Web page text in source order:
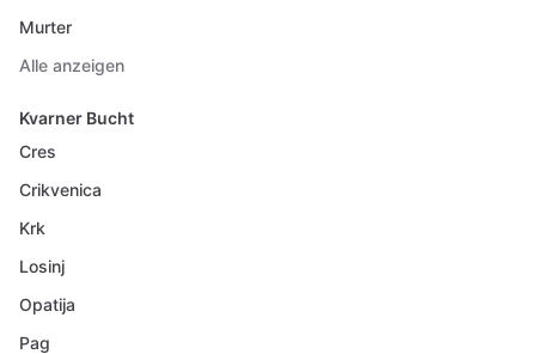
Murter
Alle anzeigen
Kvarner Bucht
Cres
Crikvenica
Krk
Losinj
Opatija
Pag